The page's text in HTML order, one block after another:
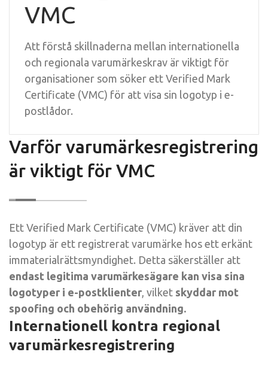
VMC
Att förstå skillnaderna mellan internationella
och regionala varumärkeskrav är viktigt för
organisationer som söker ett Verified Mark
Certificate (VMC) för att visa sin logotyp i e-
postlådor.
Varför varumärkesregistrering
är viktigt för VMC
Ett Verified Mark Certificate (VMC) kräver att din
logotyp är ett registrerat varumärke hos ett erkänt
immaterialrättsmyndighet. Detta säkerställer att
endast legitima varumärkesägare kan visa sina
logotyper i e-postklienter , vilket skyddar mot
spoofing och obehörig användning.
Internationell kontra regional
varumärkesregistrering